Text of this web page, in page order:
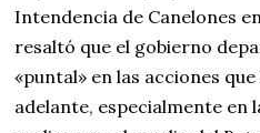
Intendencia de Canelones
resaltó que el gobierno
«puntal» en las acciones
adelante, especialmente en